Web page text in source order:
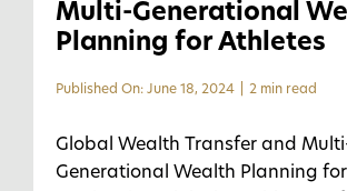
Multi-Generational
Planning for Athletes
Published On: June 18, 2024 2 min read
Global Wealth Transfer and
Generational Wealth Planning